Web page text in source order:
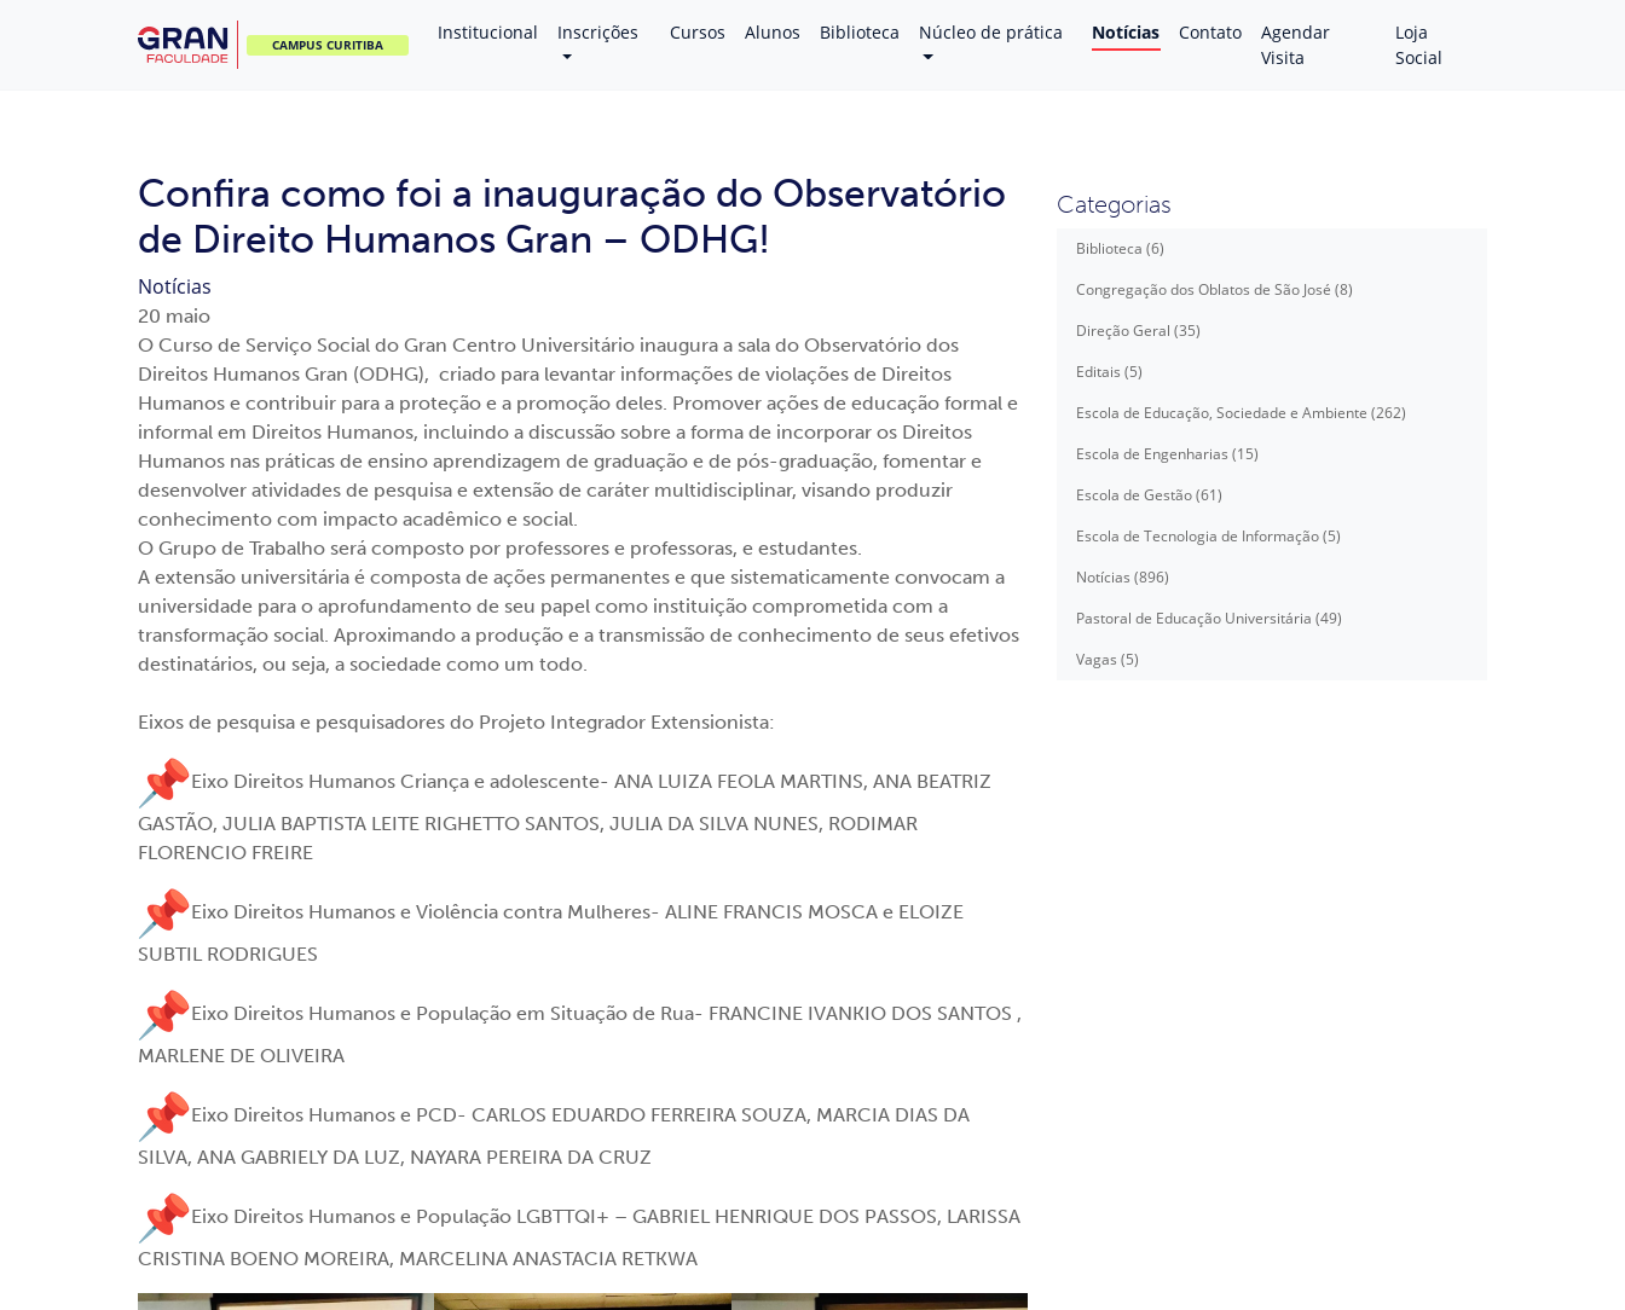
CAMPUS CURITIBA
Institucional Inscrições Cursos Alunos Biblioteca Núcleo de prática Notícias Contato
Agendar
Visita
Loja
Social
Confira como foi a inauguração do Observatório
de Direito Humanos Gran – ODHG!
Notícias
20 maio
O Curso de Serviço Social do Gran Centro Universitário inaugura a sala do Observatório dos
Direitos Humanos Gran (ODHG), criado para levantar informações de violações de Direitos
Humanos e contribuir para a proteção e a promoção deles. Promover ações de educação formal e
informal em Direitos Humanos, incluindo a discussão sobre a forma de incorporar os Direitos
Humanos nas práticas de ensino aprendizagem de graduação e de pós-graduação, fomentar e
desenvolver atividades de pesquisa e extensão de caráter multidisciplinar, visando produzir
conhecimento com impacto acadêmico e social.
O Grupo de Trabalho será composto por professores e professoras, e estudantes.
A extensão universitária é composta de ações permanentes e que sistematicamente convocam a
universidade para o aprofundamento de seu papel como instituição comprometida com a
transformação social. Aproximando a produção e a transmissão de conhecimento de seus efetivos
destinatários, ou seja, a sociedade como um todo.
Eixos de pesquisa e pesquisadores do Projeto Integrador Extensionista:
Eixo Direitos Humanos Criança e adolescente- ANA LUIZA FEOLA MARTINS, ANA BEATRIZ
GASTÃO, JULIA BAPTISTA LEITE RIGHETTO SANTOS, JULIA DA SILVA NUNES, RODIMAR
FLORENCIO FREIRE
Eixo Direitos Humanos e Violência contra Mulheres- ALINE FRANCIS MOSCA e ELOIZE
SUBTIL RODRIGUES
Eixo Direitos Humanos e População em Situação de Rua- FRANCINE IVANKIO DOS SANTOS ,
MARLENE DE OLIVEIRA
Eixo Direitos Humanos e PCD- CARLOS EDUARDO FERREIRA SOUZA, MARCIA DIAS DA
SILVA, ANA GABRIELY DA LUZ, NAYARA PEREIRA DA CRUZ
Eixo Direitos Humanos e População LGBTTQI+ – GABRIEL HENRIQUE DOS PASSOS, LARISSA
CRISTINA BOENO MOREIRA, MARCELINA ANASTACIA RETKWA
Categorias
Biblioteca (6)
Congregação dos Oblatos de São José (8)
Direção Geral (35)
Editais (5)
Escola de Educação, Sociedade e Ambiente (262)
Escola de Engenharias (15)
Escola de Gestão (61)
Escola de Tecnologia de Informação (5)
Notícias (896)
Pastoral de Educação Universitária (49)
Vagas (5)